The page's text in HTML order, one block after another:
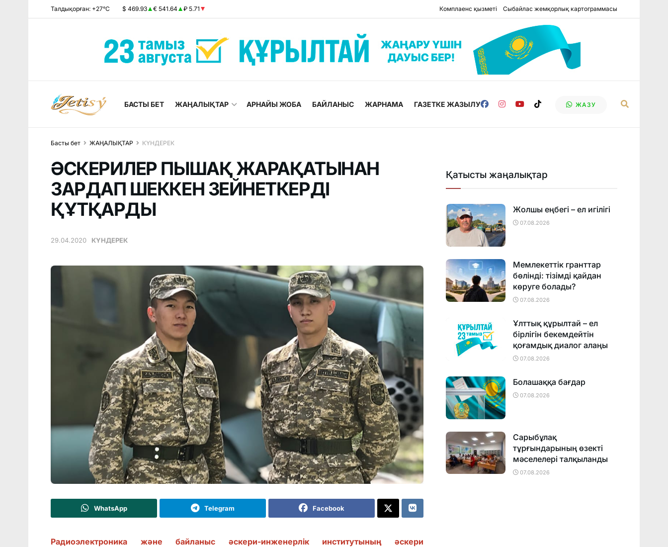
Талдықорған: +27°C $ 469.93 € 541.64 ₽ 5.71 Комплаенс қызметі Сыбайлас жемқорлық картограммасы
БАСТЫ БЕТ ЖАҢАЛЫҚТАР АРНАЙЫ ЖОБА БАЙЛАНЫС ЖАРНАМА ГАЗЕТКЕ ЖАЗЫЛУ ЖАЗУ
Басты бет ЖАҢАЛЫҚТАР КҮНДЕРЕК
ӘСКЕРИЛЕР ПЫШАҚ ЖАРАҚАТЫНАН
ЗАРДАП ШЕККЕН ЗЕЙНЕТКЕРДІ
ҚҰТҚАРДЫ
29.04.2020 КҮНДЕРЕК
WhatsApp Telegram Facebook
Радиоэлектроника жəне байланыс əскери-инженерлік институтының əскери
Қатысты жаңалықтар
Жолшы еңбегі – ел игілігі
07.08.2026
Мемлекеттік гранттар
бөлінді: тізімді қайдан
көруге болады?
07.08.2026
Ұлттық құрылтай – ел
бірлігін бекемдейтін
қоғамдық диалог алаңы
07.08.2026
Болашаққа бағдар
07.08.2026
Сарыбұлақ
тұрғындарының өзекті
мәселелері талқыланды
07.08.2026